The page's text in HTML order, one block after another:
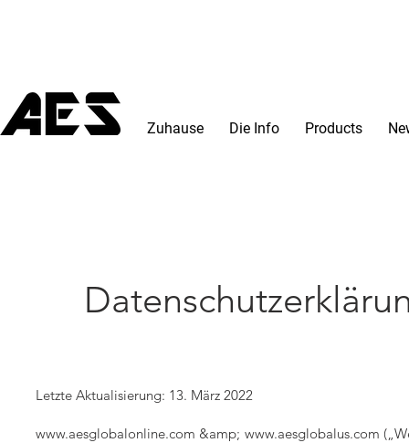
Zuhause Die Info Products
Letzte Aktualisierung: 13. März 2022
www.aesglobalonline.com &amp; www.aesglobalus.com